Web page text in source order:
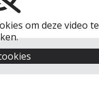
om deze video te